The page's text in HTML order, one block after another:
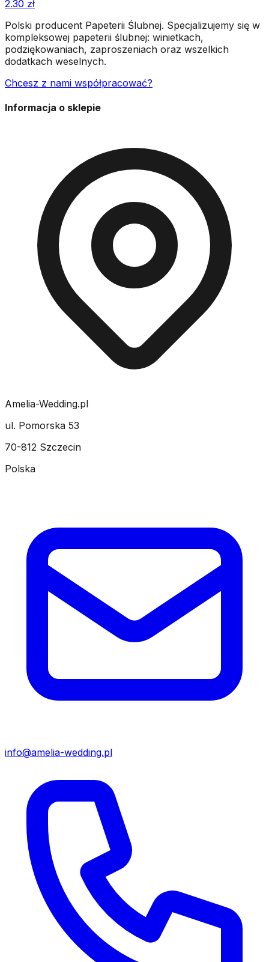
2.30 zł
Polski producent Papeterii Ślubnej. Specjalizujemy się w
kompleksowej papeterii ślubnej: winietkach,
podziękowaniach, zaproszeniach oraz wszelkich
dodatkach weselnych.
Chcesz z nami współpracować?
Informacja o sklepie
Amelia-Wedding.pl
ul. Pomorska 53
70-812 Szczecin
Polska
info@amelia-wedding.pl